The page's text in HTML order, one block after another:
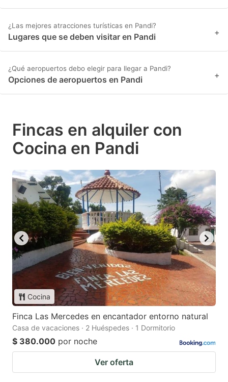
¿Las mejores atracciones turísticas en Pandi?
Lugares que se deben visitar en Pandi +
¿Qué aeropuertos debo elegir para llegar a Pandi?
Opciones de aeropuertos en Pandi +
Fincas en alquiler con
Cocina en Pandi
Cocina
Finca Las Mercedes en encantador entorno natural
Casa de vacaciones · 2 Huéspedes · 1 Dormitorio
$ 380.000 por noche
Ver oferta